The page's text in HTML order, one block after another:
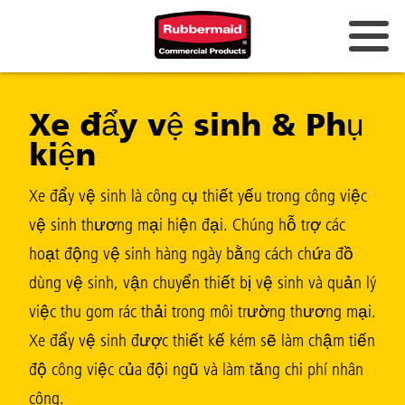
Trung Quốc (CN)
Hồng Kông
Hàn Quốc (KR)
Nhật Bản (JP)
Philippines
Việt Nam (VN)
Thái Lan (TH)
Singapore
Xe đẩy vệ sinh & Phụ
kiện
Xe đẩy vệ sinh là công cụ thiết yếu trong công việc
vệ sinh thương mại hiện đại. Chúng hỗ trợ các
hoạt động vệ sinh hàng ngày bằng cách chứa đồ
dùng vệ sinh, vận chuyển thiết bị vệ sinh và quản lý
việc thu gom rác thải trong môi trường thương mại.
Xe đẩy vệ sinh được thiết kế kém sẽ làm chậm tiến
độ công việc của đội ngũ và làm tăng chi phí nhân
công.